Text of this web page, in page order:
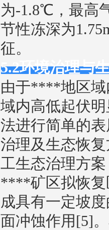
为-1.8℃，最高
节性冻深为
征。
5.2环境治理与
由于****地区域
域内高低起伏
法进行简单的
治理及生态恢
工生态治理方
****矿区拟恢复
成具有一定坡
面冲蚀作用[5]。